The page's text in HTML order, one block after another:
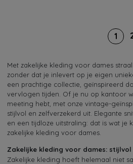
1
Met zakelijke kleding voor dames
zonder dat je inlevert op je eigen
een prachtige collectie, geïnspireerd
vervlogen tijden. Of je nu op kantoor
meeting hebt, met onze vintage-
stijlvol en zelfverzekerd uit. Elegante
en een tijdloze uitstraling: dat is wat je
zakelijke kleding voor dames.
Zakelijke kleding voor dames:
Zakelijke kleding hoeft helemaal niet